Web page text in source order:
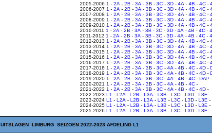
2005-2006 1 - 2A - 2B - 3A - 3B - 3C - 3D - 4A - 4B - 4C -
2006-2007 1 - 2A - 2B - 3A - 3B - 3C - 3D - 4A - 4B - 4C -
2007-2008 1 - 2A - 2B - 3A - 3B - 3C - 3D - 4A - 4B - 4C -
2008-2009 1 - 2A - 2B - 3A - 3B - 3C - 3D - 4A - 4B - 4C -
2009-2010 1 - 2A - 2B - 3A - 3B - 3C - 3D - 4A - 4B - 4C -
2010-2011 1 - 2A - 2B - 3A - 3B - 3C - 3D - 4A - 4B - 4C -
2011-2012 1 - 2A - 2B - 3A - 3B - 3C - 3D - 4A - 4B - 4C -
2012-2013 1 - 2A - 2B - 3A - 3B - 3C - 3D - 4A - 4B - 4C -
2013-2014 1 - 2A - 2B - 3A - 3B - 3C - 3D - 4A - 4B - 4C -
2014-2015 1 - 2A - 2B - 3A - 3B - 3C - 3D - 4A - 4B - 4C -
2015-2016 1 - 2A - 2B - 3A - 3B - 3C - 3D - 4A - 4B - 4C -
2016-2017 1 - 2A - 2B - 3A - 3B - 3C - 3D - 4A - 4B - 4C -
2017-2018 1 - 2A - 2B - 3A - 3B - 3C - 4A - 4B - 4C - 4D -
2018-2019 1 - 2A - 2B - 3A - 3B - 3C - 4A - 4B - 4C - 4D -
2019-2020 1 - 2A - 2B - 3A - 3B - 3C - 4A - 4B - 4C - DAP -
2020-2021 1 - 2A - 2B - 3A - 3B - 3C - 4A - 4B - 4C -
2021-2022 1 - 2A - 2B - 3A - 3B - 3C - 4A - 4B - 4C - 4D -
2022-2023 L1 - L2A - L2B - L3A - L3B - L3C - L3D - L3E -
2023-2024 L1 - L2A - L2B - L3A - L3B - L3C - L3D - L3E -
2024-2025 L1 - L2A - L2B - L3A - L3B - L3C - L3D - L3E -
2025-2026 L1 - L2A - L2B - L3A - L3B - L3C - L3D - L3E -
UITSLAGEN LIMBURG SEIZOEN 2022-2023 AFDELING L1